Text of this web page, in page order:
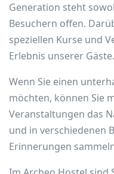
Generation steht
Besuchern offen.
speziellen Kurse und
Erlebnis unserer Gäste.
Wenn Sie einen
möchten, können Sie
Veranstaltungen das
und in verschiedenen
Erinnerungen